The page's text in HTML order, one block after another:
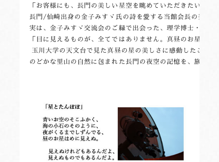
「お客様にも、長門の美しい星空を眺めていただきたい」思
長門/仙崎出身の金子みすゞ氏の詩を愛する当館会長の発案
実は、金子みすゞ交流会のご縁で出会った、理学博士・佐治
「目に見えるものが、全てではありません。真昼のお星をご
玉川大学の天文台で見た真昼の星の美しさに感動したこと